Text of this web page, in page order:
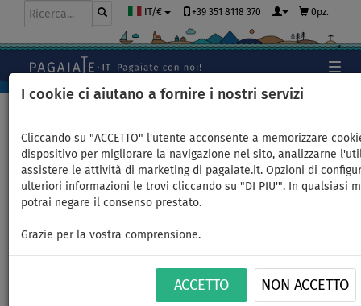
I cookie ci aiutano a fornire i nostri servizi
Cliccando su "ACCETTO" l'utente acconsente a memorizzare
dispositivo per migliorare la navigazione nel sito, analizzarne
assistere le attività di marketing di pagaiate.it. Opzioni di
ulteriori informazioni le trovi cliccando su "DI PIU'". In qualsiasi
potrai negare il consenso prestato.
Grazie per la vostra comprensione.
ACCETTO NON ACCETTO
IT/€ +39 351 8118 370 0pz.
SUP F2 GLIDE WS 11'7 GREY
con vela - SUP gonfiabile e
WindSUP - superficie: 3,0m
VERSIONE
CONSEGNA